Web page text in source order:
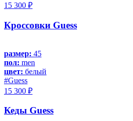
15 300 ₽
Кроссовки Guess
размер: 45
пол: men
цвет: белый
#Guess
15 300 ₽
Кеды Guess